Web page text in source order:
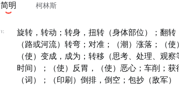
简明 柯林斯
v.
旋转，转动；转身，扭转（身体部位）；翻
（路或河流）转弯；对准；（潮）涨落；（
（使）变成，成为；转移（思考、处理、观
时间）；（使）反胃，（使）恶心；车削；
（词）；（印刷）倒排，倒空；包抄（敌军）